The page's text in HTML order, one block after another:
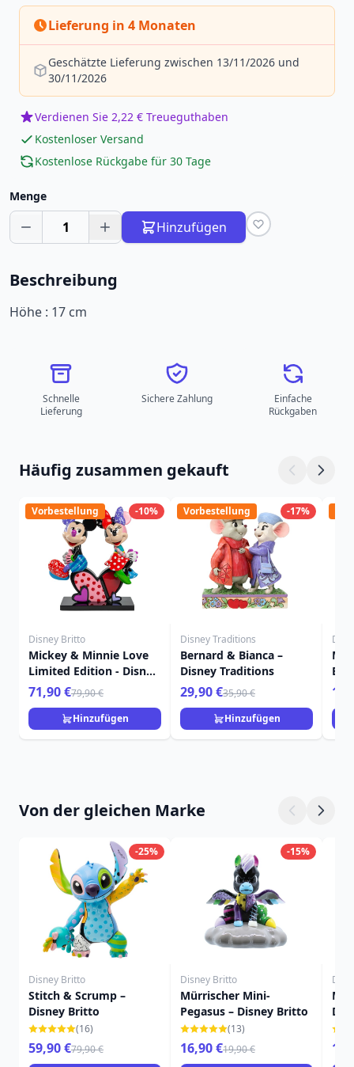
Lieferung in 4 Monaten
Geschätzte Lieferung zwischen 13/11/2026 und
30/11/2026
Verdienen Sie 2,22 € Treueguthaben
Kostenloser Versand
Kostenlose Rückgabe für 30 Tage
Menge
1 Hinzufügen
Beschreibung
Höhe : 17 cm
Schnelle
Lieferung
Sichere Zahlung
Einfache
Rückgaben
Häufig zusammen gekauft
-10%
Vorbestellung
Disney Britto
Mickey & Minnie Love
Limited Edition - Disney
Britto
71,90 €79,90 €
Hinzufügen
-17%
Vorbestellung
Disney Traditions
Bernard & Bianca –
Disney Traditions
29,90 €35,90 €
Hinzufügen
Von der gleichen Marke
-25%
Disney Britto
Stitch & Scrump –
Disney Britto
(16)
59,90 €79,90 €
-15%
Disney Britto
Mürrischer Mini-
Pegasus – Disney Britto
(13)
16,90 €19,90 €